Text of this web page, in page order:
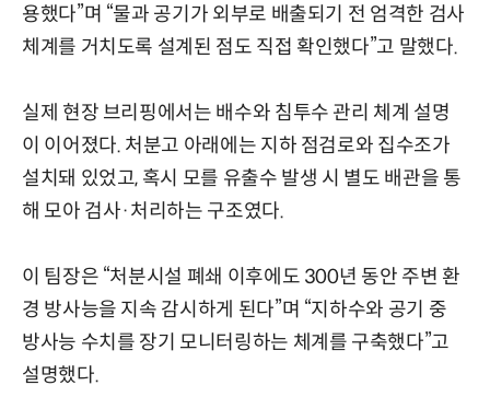
용했다”며 “물과 공기가 외부로 배출되기 전 엄격한 검사
체계를 거치도록 설계된 점도 직접 확인했다”고 말했다.
실제 현장 브리핑에서는 배수와 침투수 관리 체계 설명
이 이어졌다. 처분고 아래에는 지하 점검로와 집수조가
설치돼 있었고, 혹시 모를 유출수 발생 시 별도 배관을 통
해 모아 검사·처리하는 구조였다.
이 팀장은 “처분시설 폐쇄 이후에도 300년 동안 주변 환
경 방사능을 지속 감시하게 된다”며 “지하수와 공기 중
방사능 수치를 장기 모니터링하는 체계를 구축했다”고
설명했다.